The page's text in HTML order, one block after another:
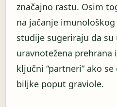
značajno rastu. Osim
na jačanje
studije sugeriraju da su
uravnotežena
ključni “partneri” ako
biljke poput graviole.